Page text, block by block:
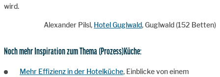
wird.
Alexander Pilsl, Hotel Guglwald, Guglwald (152 Betten)
Noch mehr Inspiration zum Thema (Prozess)Küche:
Mehr Effizienz in der Hotelküche, Einblicke von einem